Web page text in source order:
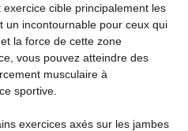
cible principalement les
un incontournable pour ceux qui
la force de cette zone
vous pouvez atteindre des
musculaire à
sportive.
exercices axés sur les jambes